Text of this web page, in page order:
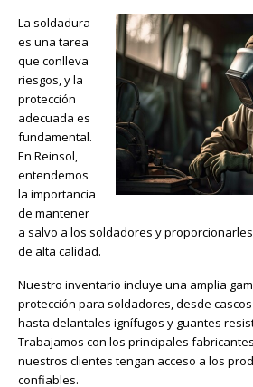
La soldadura
es una tarea
que conlleva
riesgos, y la
protección
adecuada es
fundamental.
En Reinsol,
entendemos
la importancia
de mantener
a salvo a los soldadores y
de alta calidad.
Nuestro inventario incluye una amplia
protección para soldadores, desde
hasta delantales ignífugos y guantes
Trabajamos con los principales
nuestros clientes tengan acceso a los
confiables.